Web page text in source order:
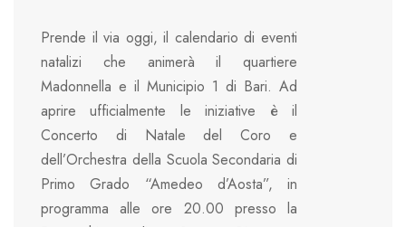
Prende il via oggi, il calendario di eventi
natalizi che animerà il quartiere
Madonnella e il Municipio 1 di Bari. Ad
aprire ufficialmente le iniziative è il
Concerto di Natale del Coro e
dell’Orchestra della Scuola Secondaria di
Primo Grado “Amedeo d’Aosta”, in
programma alle ore 20.00 presso la